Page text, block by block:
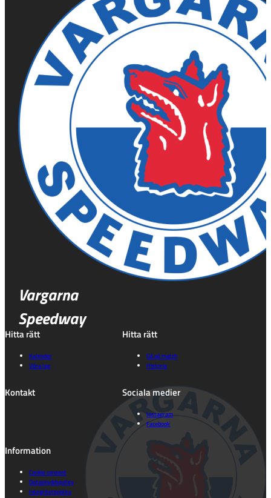
Vargarna
Speedway
Hitta rätt
Kalender
Våra lag
Hitta rätt
Gå på match
Historia
Kontakt Sociala medier
Instagram
Facebook
Information
Cookie consent
Dataskyddspolicy
Integritetspolicy